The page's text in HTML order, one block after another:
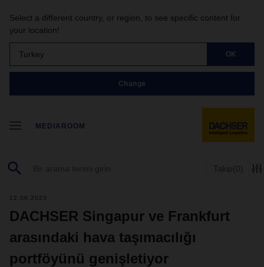
Select a different country, or region, to see specific content for
your location!
Turkey OK
Change
MEDIAROOM
Takip(0)
12.06.2023
DACHSER Singapur ve Frankfurt
arasındaki hava taşımacılığı
portföyünü genişletiyor